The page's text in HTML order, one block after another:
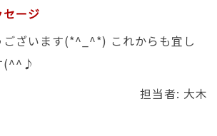
ージ
ございます(*^_^*) これからも宜し
(^^♪
担当者: 大木